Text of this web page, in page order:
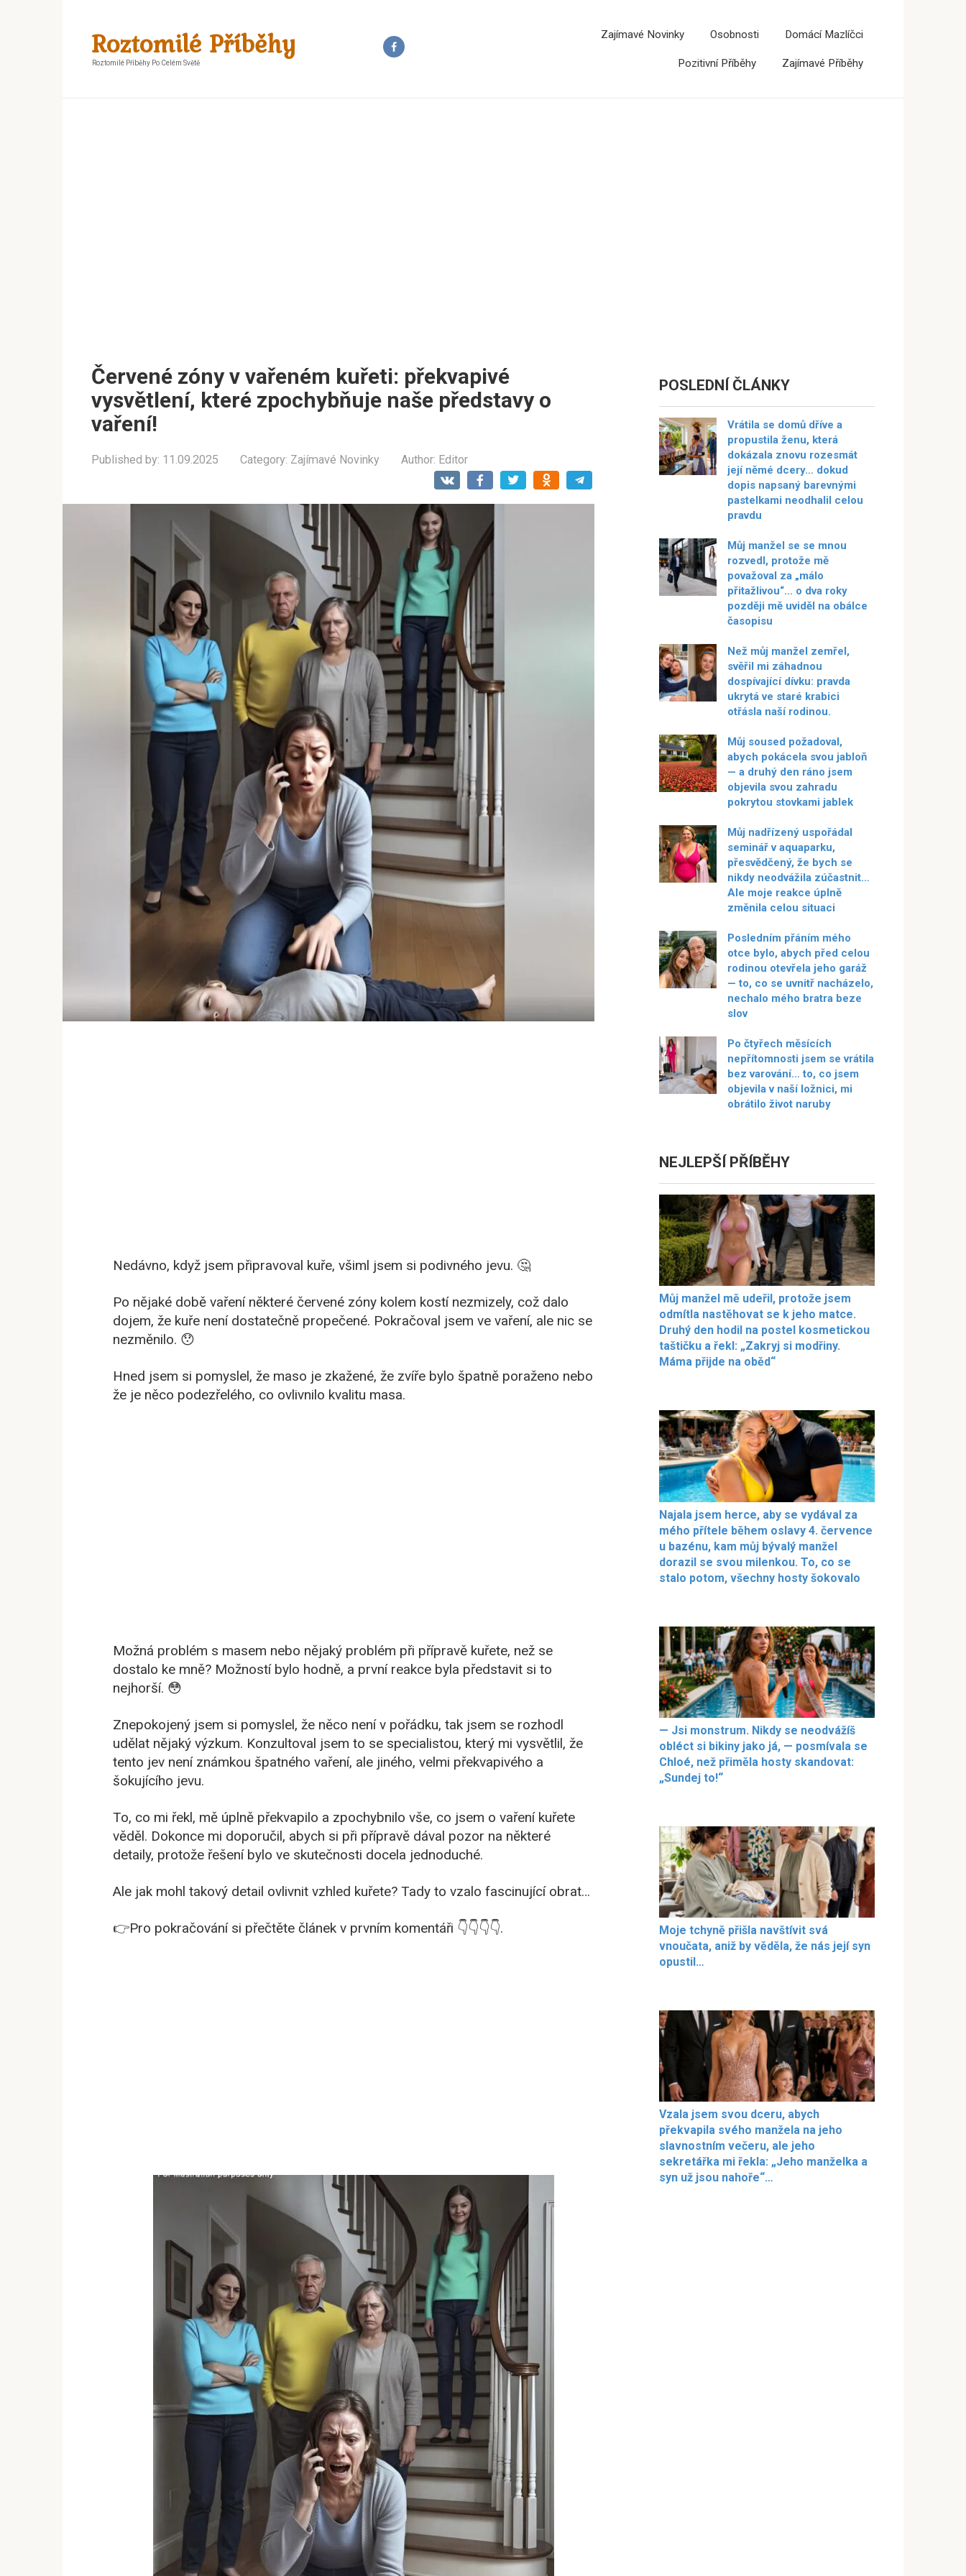
Roztomilé Příběhy
Roztomilé Příběhy Po Celém Světě
Zajímavé Novinky Osobnosti Domácí Mazlíčci
Pozitivní Příběhy Zajímavé Příběhy
Červené zóny v vařeném kuřeti: překvapivé
vysvětlení, které zpochybňuje naše představy o
vaření!
Published by: 11.09.2025 Category: Zajímavé Novinky Author: Editor
Nedávno, když jsem připravoval kuře, všiml jsem si podivného jevu. 🤔
Po nějaké době vaření některé červené zóny kolem kostí nezmizely, což dalo
dojem, že kuře není dostatečně propečené. Pokračoval jsem ve vaření, ale nic se
nezměnilo. 😯
Hned jsem si pomyslel, že maso je zkažené, že zvíře bylo špatně poraženo nebo
že je něco podezřelého, co ovlivnilo kvalitu masa.
Možná problém s masem nebo nějaký problém při přípravě kuřete, než se
dostalo ke mně? Možností bylo hodně, a první reakce byla představit si to
nejhorší. 😳
Znepokojený jsem si pomyslel, že něco není v pořádku, tak jsem se rozhodl
udělat nějaký výzkum. Konzultoval jsem to se specialistou, který mi vysvětlil, že
tento jev není známkou špatného vaření, ale jiného, velmi překvapivého a
šokujícího jevu.
To, co mi řekl, mě úplně překvapilo a zpochybnilo vše, co jsem o vaření kuřete
věděl. Dokonce mi doporučil, abych si při přípravě dával pozor na některé
detaily, protože řešení bylo ve skutečnosti docela jednoduché.
Ale jak mohl takový detail ovlivnit vzhled kuřete? Tady to vzalo fascinující obrat…
👉Pro pokračování si přečtěte článek v prvním komentáři 👇👇👇👇.
POSLEDNÍ ČLÁNKY
Vrátila se domů dříve a
propustila ženu, která
dokázala znovu rozesmát
její němé dcery… dokud
dopis napsaný barevnými
pastelkami neodhalil celou
pravdu
Můj manžel se se mnou
rozvedl, protože mě
považoval za „málo
přitažlivou“… o dva roky
později mě uviděl na obálce
časopisu
Než můj manžel zemřel,
svěřil mi záhadnou
dospívající dívku: pravda
ukrytá ve staré krabici
otřásla naší rodinou.
Můj soused požadoval,
abych pokácela svou jabloň
— a druhý den ráno jsem
objevila svou zahradu
pokrytou stovkami jablek
Můj nadřízený uspořádal
seminář v aquaparku,
přesvědčený, že bych se
nikdy neodvážila zúčastnit…
Ale moje reakce úplně
změnila celou situaci
Posledním přáním mého
otce bylo, abych před celou
rodinou otevřela jeho garáž
— to, co se uvnitř nacházelo,
nechalo mého bratra beze
slov
Po čtyřech měsících
nepřítomnosti jsem se vrátila
bez varování… to, co jsem
objevila v naší ložnici, mi
obrátilo život naruby
NEJLEPŠÍ PŘÍBĚHY
Můj manžel mě udeřil, protože jsem
odmítla nastěhovat se k jeho matce.
Druhý den hodil na postel kosmetickou
taštičku a řekl: „Zakryj si modřiny.
Máma přijde na oběd“
Najala jsem herce, aby se vydával za
mého přítele během oslavy 4. července
u bazénu, kam můj bývalý manžel
dorazil se svou milenkou. To, co se
stalo potom, všechny hosty šokovalo
— Jsi monstrum. Nikdy se neodvážíš
obléct si bikiny jako já, — posmívala se
Chloé, než přiměla hosty skandovat:
„Sundej to!“
Moje tchyně přišla navštívit svá
vnoučata, aniž by věděla, že nás její syn
opustil…
Vzala jsem svou dceru, abych
překvapila svého manžela na jeho
slavnostním večeru, ale jeho
sekretářka mi řekla: „Jeho manželka a
syn už jsou nahoře“…